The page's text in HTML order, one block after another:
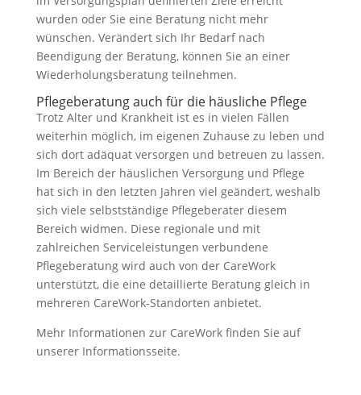
wurden oder Sie eine Beratung nicht mehr
wünschen. Verändert sich Ihr Bedarf nach
Beendigung der Beratung, können Sie an einer
Wiederholungsberatung teilnehmen.
Pflegeberatung auch für die häusliche Pflege
Trotz Alter und Krankheit ist es in vielen Fällen
weiterhin möglich, im eigenen Zuhause zu leben und
sich dort adäquat versorgen und betreuen zu lassen.
Im Bereich der häuslichen Versorgung und Pflege
hat sich in den letzten Jahren viel geändert, weshalb
sich viele selbstständige Pflegeberater diesem
Bereich widmen. Diese regionale und mit
zahlreichen Serviceleistungen verbundene
Pflegeberatung wird auch von der CareWork
unterstützt, die eine detaillierte Beratung gleich in
mehreren CareWork-Standorten anbietet.
Mehr Informationen zur CareWork finden Sie auf
unserer Informationsseite.